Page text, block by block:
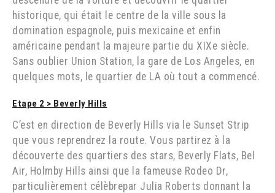
historique, qui était le centre de la ville sous la
domination espagnole, puis mexicaine et enfin
américaine pendant la majeure partie du XIXe siècle.
Sans oublier Union Station, la gare de Los Angeles, en
quelques mots, le quartier de LA où tout a commencé.
Etape 2 > Beverly Hills
C’est en direction de Beverly Hills via le Sunset Strip
que vous reprendrez la route. Vous partirez à la
découverte des quartiers des stars, Beverly Flats, Bel
Air, Holmby Hills ainsi que la fameuse Rodeo Dr,
particulièrement célèbrepar Julia Roberts donnant la